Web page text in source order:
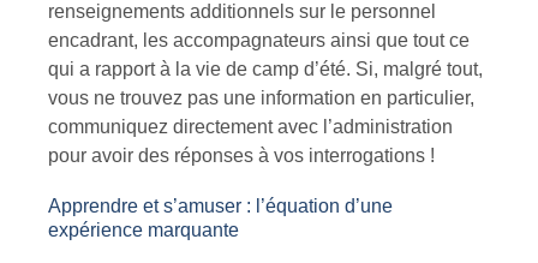
renseignements additionnels sur le personnel
encadrant, les accompagnateurs ainsi que tout ce
qui a rapport à la vie de camp d’été. Si, malgré tout,
vous ne trouvez pas une information en particulier,
communiquez directement avec l’administration
pour avoir des réponses à vos interrogations !
Apprendre et s’amuser : l’équation d’une
expérience marquante